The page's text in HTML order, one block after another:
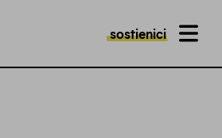
sostienici MENU